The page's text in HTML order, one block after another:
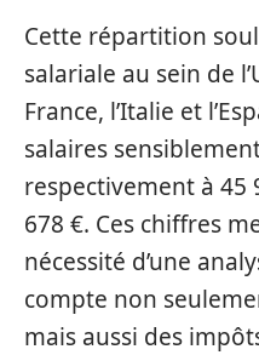
Cette répartition
salariale au sein de
France, l’Italie et
salaires
respectivement à 45
678 €. Ces chiffres
nécessité d’une
compte non
mais aussi des